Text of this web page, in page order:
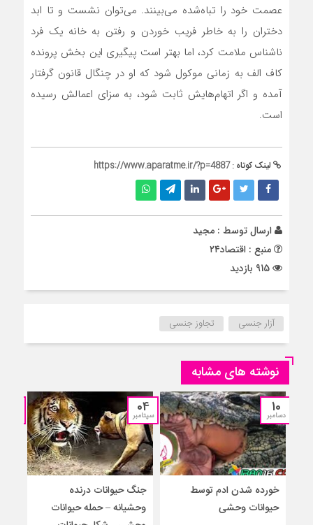
عصمت خود را تباه‌شده می‌بینند. می‌توان نشست و تا ابد
دختران را به خاطر فریب خوردن و رفتن به خانه یک فرد
ناشناس ملامت کرد، اما بهتر است پیگیری این بخش پرونده
کاف الف به زمانی موکول شود که او در چنگال قانون گرفتار
آمده و اگر اتهام‌هایش ثابت شود، به سزای اعمالش رسیده
است.
لینک کوتاه :https://www.aparatme.ir/?p=4887
ارسال توسط : مجید
منبع : اقتصاد۲۴
آزار جنسی تجاوز جنسی
نوشته های مشابه
10
دسامبر
خورده شدن ادم توسط
حیوانات وحشی
04
سپتامبر
جنگ حیوانات درنده
وحشیانه – حمله حیوانات